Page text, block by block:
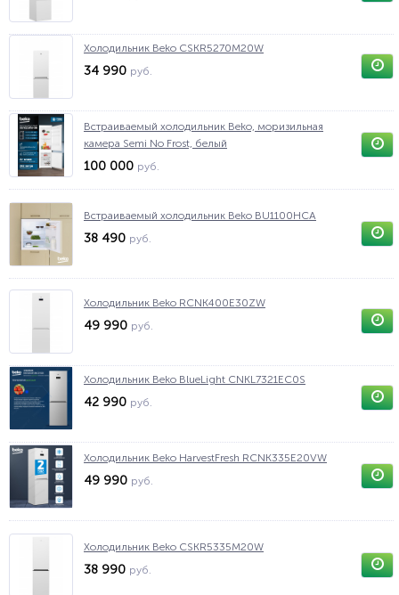
Холодильник Beko CSKR5270M20W
34 990 руб.
Встраиваемый холодильник Beko, моризильная
камера Semi No Frost, белый
100 000 руб.
Встраиваемый холодильник Beko BU1100HCA
38 490 руб.
Холодильник Beko RCNK400E30ZW
49 990 руб.
Холодильник Beko BlueLight CNKL7321EC0S
42 990 руб.
Холодильник Beko HarvestFresh RCNK335E20VW
49 990 руб.
Холодильник Beko CSKR5335M20W
38 990 руб.